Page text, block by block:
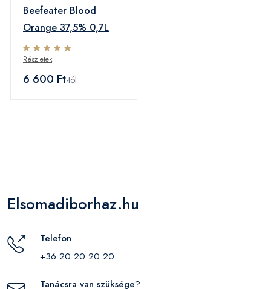
Beefeater Blood
Orange 37,5% 0,7L
Részletek
6 600 Ft-tól
Elsomadiborhaz.hu
Telefon
+36 20 20 20 20
Tanácsra van szüksége?